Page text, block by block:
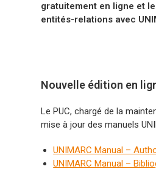
gratuitement en ligne et
entités-relations avec
Nouvelle édition en
Le PUC, chargé de la
mise à jour des manuels
UNIMARC Manual –
UNIMARC Manual –